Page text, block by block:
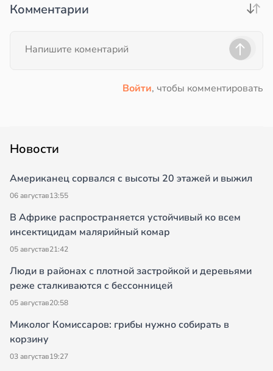
Комментарии
Войти, чтобы комментировать
Новости
Американец сорвался с высоты 20 этажей и выжил
06 августав13:55
В Африке распространяется устойчивый ко всем
инсектицидам малярийный комар
05 августав21:42
Люди в районах с плотной застройкой и деревьями
реже сталкиваются с бессонницей
05 августав20:58
Миколог Комиссаров: грибы нужно собирать в
корзину
03 августав19:27